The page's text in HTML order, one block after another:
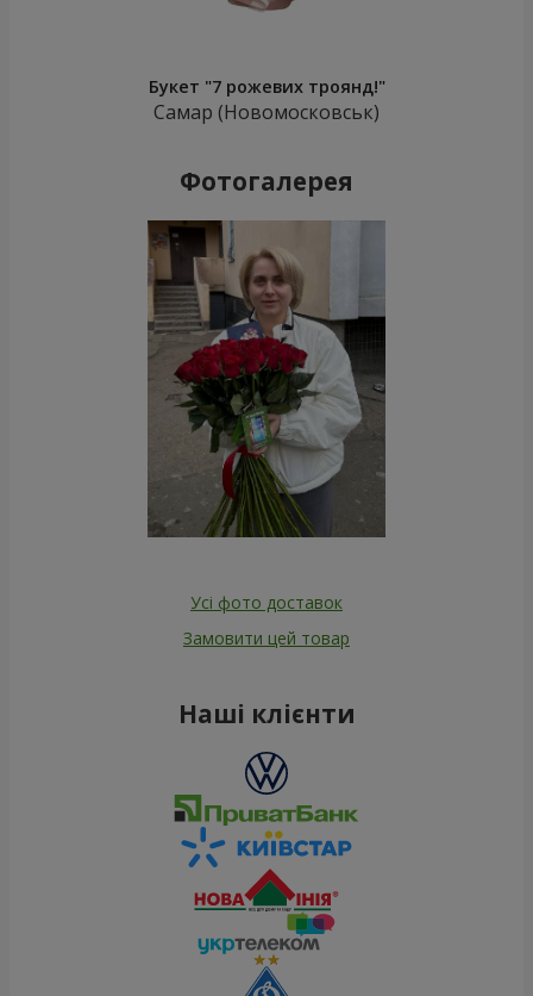
Букет "7 рожевих троянд!"
Самар (Новомосковськ)
Фотогалерея
Усі фото доставок
Замовити цей товар
Наші клієнти